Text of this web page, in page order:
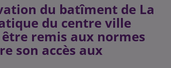
du batîment de La
du centre ville
remis aux normes
son accès aux